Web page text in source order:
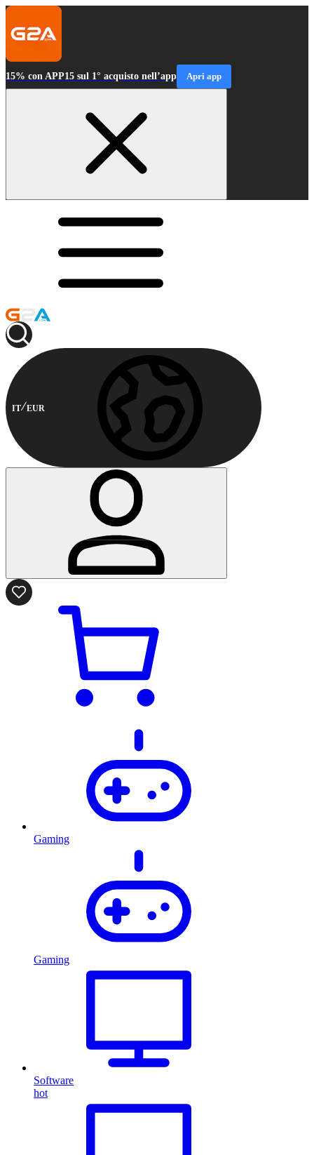
15% con APP15 sul 1° acquisto nell’app Apri app
IT EUR
Gaming
Gaming
Software
hot